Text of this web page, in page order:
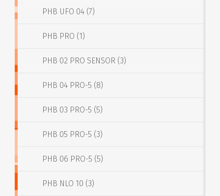
PHB UFO 04 (7)
PHB PRO (1)
PHB 02 PRO SENSOR (3)
PHB 04 PRO-5 (8)
PHB 03 PRO-5 (5)
PHB 05 PRO-5 (3)
PHB 06 PRO-5 (5)
PHB NLO 10 (3)